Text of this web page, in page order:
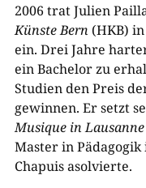
2006 trat Julien
Künste Bern (HKB)
ein. Drei Jahre
ein Bachelor zu
Studien den Preis
gewinnen. Er setzt
Musique in Lausanne
Master in Pädagogik
Chapuis asolvierte.